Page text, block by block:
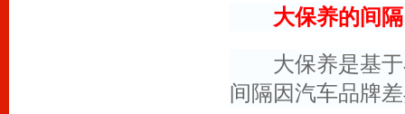
大保养的间
大保养是基于
间隔因汽车品牌